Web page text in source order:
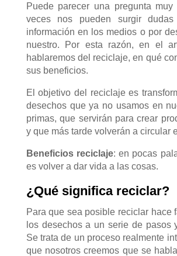
Puede parecer una pregunta
veces nos pueden surgir
información en los medios o por
nuestro. Por esta razón, en el
hablaremos del reciclaje, en qué
sus beneficios.
El objetivo del reciclaje es
desechos que ya no usamos en
primas, que servirán para crear
y que más tarde volverán a circular
Beneficios reciclaje: en pocas
es volver a dar vida a las cosas.
¿Qué significa reciclar?
Para que sea posible reciclar hace
los desechos a un serie de pasos
Se trata de un proceso realmente
que nosotros creemos que se